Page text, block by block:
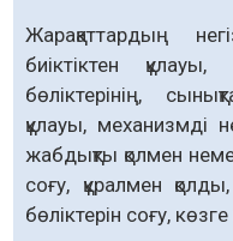
Жарақаттардың
биіктіктен
бөліктерінің,
құлауы, механизмді
жабдықты қолмен
соғу, құралмен
бөліктерін соғу,